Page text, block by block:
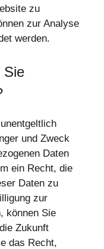
zu
zur Analyse
werden.
Sie
und Zweck
Daten
ein Recht, die
Daten zu
zur
können Sie
Zukunft
das Recht,